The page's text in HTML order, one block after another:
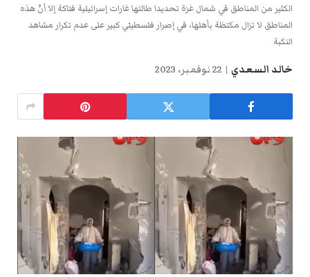
الكثير من المناطق في شمال غزة تحديدا طالتها غارات إسرائيلية فتاكة إلا أنّ هذه
المناطق لا تزال مكتظة بأهلها، في إصرار فلسطيني كبير على عدم تكرار مشاهد
النكبة
خالد السعدي 22 نوفمبر، 2023